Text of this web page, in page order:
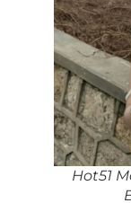
Hot51